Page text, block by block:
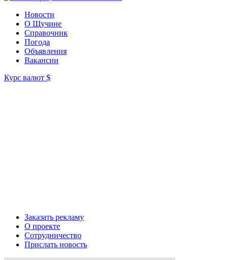
Новости
О Щучине
Справочник
Погода
Объявления
Вакансии
Курс валют $
Заказать рекламу
О проекте
Сотрудничество
Прислать новость